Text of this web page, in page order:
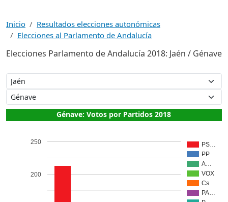
Inicio
Resultados elecciones autonómicas
Elecciones al Parlamento de Andalucía
Elecciones Parlamento de Andalucía 2018: Jaén / Génave
Génave: Votos por Partidos 2018
PS…
PP
A…
VOX
Cs
PA…
200
250